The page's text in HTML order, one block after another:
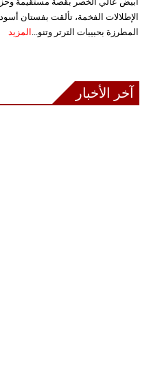
الإطلالات الفخمة، تألقت بفستان
المطرزة بحبيبات الترتر وتنو...
المزيد
آخر الأخبار